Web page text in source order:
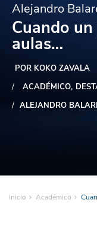
Alejandro
Cuando
aulas…
POR KOKO ZAVALA
ACADÉMICO
ALEJANDRO
Inicio Académico